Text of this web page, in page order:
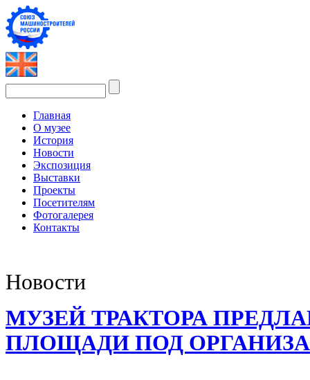
Главная
О музее
История
Новости
Экспозиция
Выставки
Проекты
Посетителям
Фотогалерея
Контакты
Новости
МУЗЕЙ ТРАКТОРА
ПЛОЩАДИ ПОД